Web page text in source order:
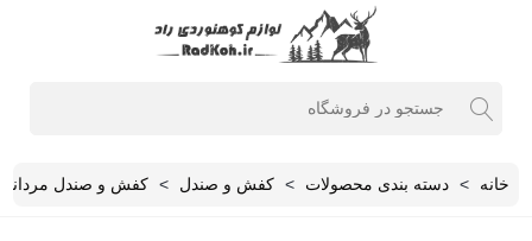
خانه > دسته بندی محصولات > کفش و صندل > کفش و صندل مردانه